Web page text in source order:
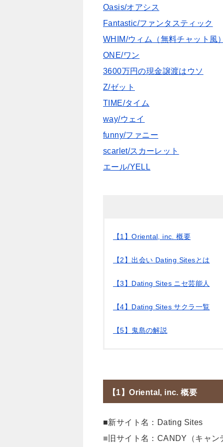
Oasis/オアシス
Fantastic/ファンタスティック
WHIM/ウィム（無料チャット風
ONE/ワン
3600万円の現金譲渡はウソ
Z/ゼット
TIME/タイム
way/ウェイ
funny/ファニー
scarlet/スカーレット
エール/YELL
【1】Oriental, inc. 概要
【2】出会い Dating Sitesとは
【3】Dating Sites ニセ芸能人
【4】Dating Sites サクラ一覧
【5】鬼島の解説
【1】Oriental, inc. 概要
■新サイト名：Dating Sites
■ 旧サイト名：CANDY（キャン